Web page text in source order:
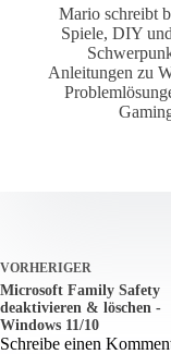
Mario schreibt
Spiele, DIY
Anleitungen zu
VORHERIGER
Microsoft Family Safety
deaktivieren & löschen -
Windows 11/10
Schreibe einen